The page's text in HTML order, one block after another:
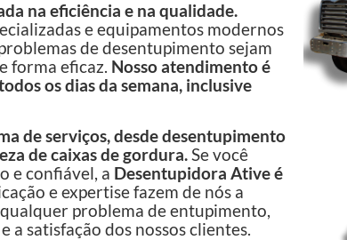
na eficiência e na qualidade.
e equipamentos modernos
de desentupimento sejam
forma eficaz. Nosso atendimento é
os dias da semana, inclusive
de serviços, desde desentupimento
de caixas de gordura.Se você
e confiável, a Desentupidora Ative é
e expertise fazem de nós a
problema de entupimento,
satisfação dos nossos clientes.